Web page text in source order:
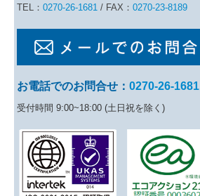
TEL：0270-26-1681 / FAX：0270-23-8189
お電話でのお問合せ：0270-26-1681
受付時間 9:00~18:00 (土日祝を除く)